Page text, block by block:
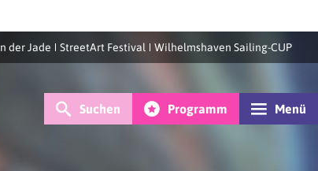
der Jade StreetArt Festival Wilhelmshaven Sailing-CUP
Suchen Programm Menü